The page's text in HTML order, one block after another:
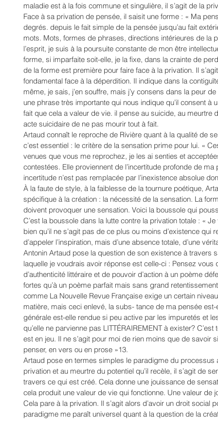
maladie est à la fois commune et singulière, il s’agit de la
Face à sa privation de pensée, il saisit une forme : « Ma
degrés. depuis le fait simple de la pensée jusqu’au fait
mots. Mots, formes de phrases, directions intérieures de la
l’esprit, je suis à la poursuite constante de mon être
forme, si imparfaite soit-elle, je la fixe, dans la crainte de
de la forme est première pour faire face à la privation. Il
fondamental face à la déperdition. Il indique dans la
même, je sais, j’en souffre, mais j’y consens dans la peur
une phrase très importante qui nous indique qu’il consent à
fait que cela a valeur de vie. il pense au suicide, au
acte suicidaire de ne pas mourir tout à fait.
Artaud connaît le reproche de Rivière quant à la qualité de
c’est essentiel : le critère de la sensation prime pour lui. «
venues que vous me reprochez, je les ai senties et
contestées. Elle proviennent de l’incertitude profonde de
incertitude n’est pas remplacée par l’inexistence absolue
À la faute de style, à la faiblesse de la tournure poétique,
spécifique à la création : la nécessité de la sensation. La
doivent provoquer une sensation. Voici la boussole qui
C’est la boussole dans la lutte contre la privation totale : «
bien qu’il ne s’agit pas de ce plus ou moins d’existence qui
d’appeler l’inspiration, mais d’une absence totale, d’une
Antonin Artaud pose la question de son existence à travers
laquelle je voudrais avoir réponse est celle-ci : Pensez vous
d’authenticité littéraire et de pouvoir d’action à un poème
fortes qu’à un poème parfait mais sans grand
comme La Nouvelle Revue Française exige un certain
matière, mais ceci enlevé, la subs- tance de ma pensée
générale est-elle rendue si peu active par les impuretés et
qu’elle ne parvienne pas LITTÉRAIREMENT à exister?
est en jeu. Il ne s’agit pour moi de rien moins que de savoir
penser, en vers ou en prose »13.
Artaud pose en termes simples le paradigme du processus
privation et au meurtre du potentiel qu’il recèle, il s’agit de
travers ce qui est créé. Cela donne une jouissance de
cela produit une valeur de vie qui fonctionne. Une valeur de
Cela pare à la privation. Il s’agit alors d’avoir un droit social
paradigme me paraît universel quant à la question de la